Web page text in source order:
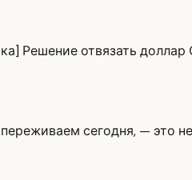
Решение отвязать
сегодня, — это